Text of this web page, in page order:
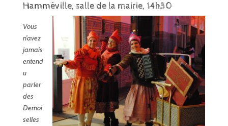
Hamméville, salle de la mairie, 14h30
Vous
n’avez
jamais
entend
u
parler
des
Demoi
selles